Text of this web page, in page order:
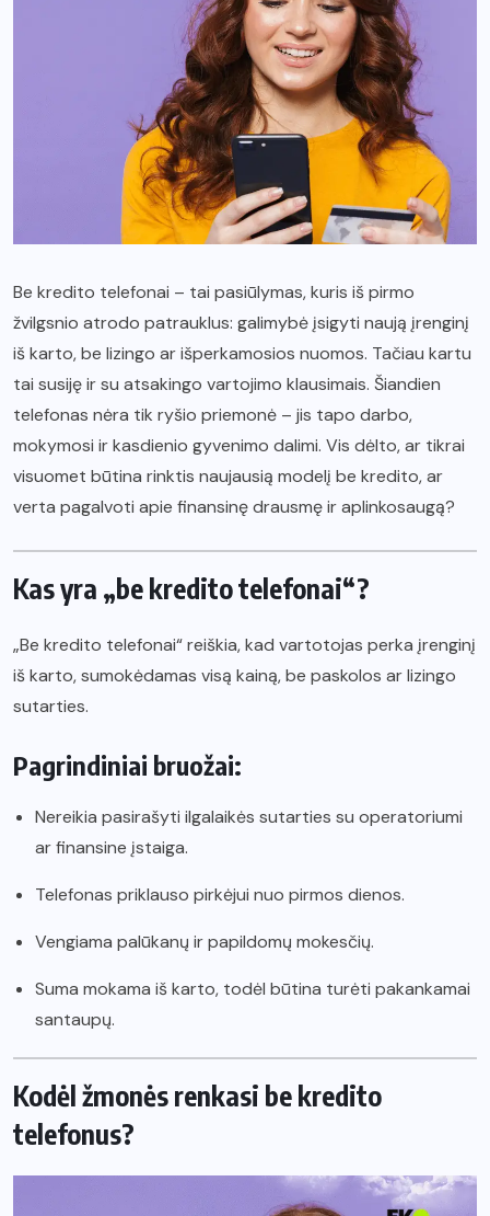
Be kredito telefonai – tai pasiūlymas, kuris iš pirmo
žvilgsnio atrodo patrauklus: galimybė įsigyti naują įrenginį
iš karto, be lizingo ar išperkamosios nuomos. Tačiau kartu
tai susiję ir su atsakingo vartojimo klausimais. Šiandien
telefonas nėra tik ryšio priemonė – jis tapo darbo,
mokymosi ir kasdienio gyvenimo dalimi. Vis dėlto, ar tikrai
visuomet būtina rinktis naujausią modelį be kredito, ar
verta pagalvoti apie finansinę drausmę ir aplinkosaugą?
Kas yra „be kredito telefonai“?
„Be kredito telefonai“ reiškia, kad vartotojas perka įrenginį
iš karto, sumokėdamas visą kainą, be paskolos ar lizingo
sutarties.
Pagrindiniai bruožai:
Nereikia pasirašyti ilgalaikės sutarties su operatoriumi
ar finansine įstaiga.
Telefonas priklauso pirkėjui nuo pirmos dienos.
Vengiama palūkanų ir papildomų mokesčių.
Suma mokama iš karto, todėl būtina turėti pakankamai
santaupų.
Kodėl žmonės renkasi be kredito
telefonus?